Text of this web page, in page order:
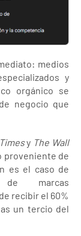
medios
y
orgánico se
negocio que
y The Wall
proveniente de
es el caso de
de marcas
recibir el 60%
un tercio del